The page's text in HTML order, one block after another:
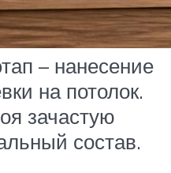
– нанесение
на потолок.
зачастую
состав.